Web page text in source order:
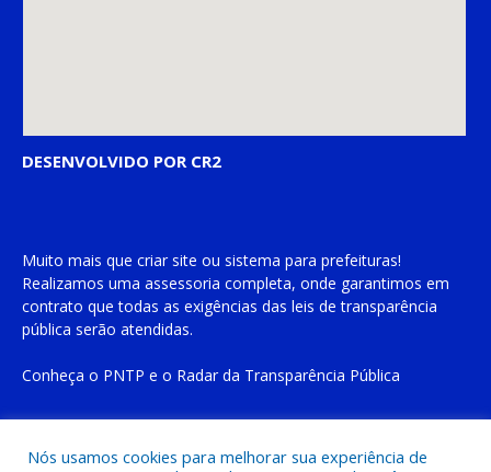
DESENVOLVIDO POR CR2
Muito mais que criar site ou sistema para prefeituras!
Realizamos uma assessoria completa, onde garantimos em
contrato que todas as exigências das leis de transparência
pública serão atendidas.
Conheça o PNTP e o Radar da Transparência Pública
Nós usamos cookies para melhorar sua experiência de